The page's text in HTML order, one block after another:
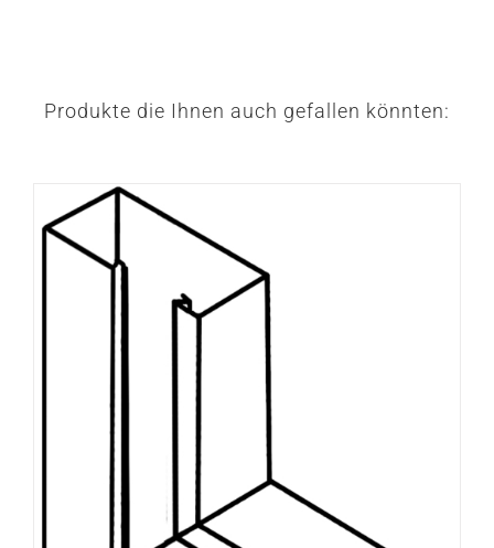
Produkte die Ihnen auch gefallen könnten: